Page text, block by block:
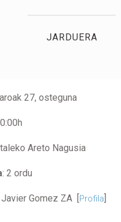
JARDUERA
27, osteguna
Areto Nagusia
: 2 ordu
Javier Gomez ZA [Profila]